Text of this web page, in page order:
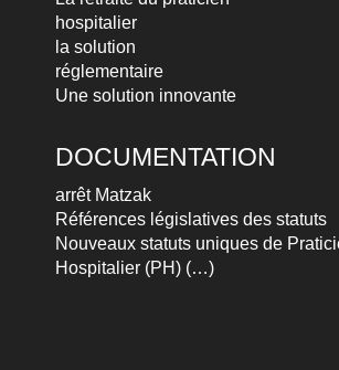
hospitalier
la solution
réglementaire
Une solution innovante
DOCUMENTATION
arrêt Matzak
Références législatives des statuts
Nouveaux statuts uniques de
Hospitalier (PH) (…)